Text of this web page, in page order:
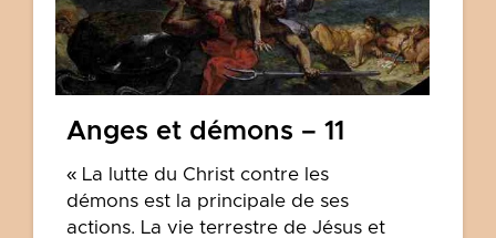
Anges et démons – 11
« La lutte du Christ contre les
démons est la principale de ses
actions. La vie terrestre de Jésus et